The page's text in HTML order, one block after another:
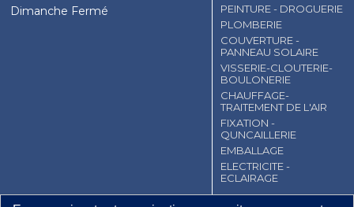
Dimanche Fermé
PEINTURE - DROGUERIE
PLOMBERIE
COUVERTURE -
PANNEAU SOLAIRE
VISSERIE-CLOUTERIE-
BOULONERIE
CHAUFFAGE-
TRAITEMENT DE L'AIR
FIXATION -
QUNCAILLERIE
EMBALLAGE
ELECTRICITE -
ECLAIRAGE